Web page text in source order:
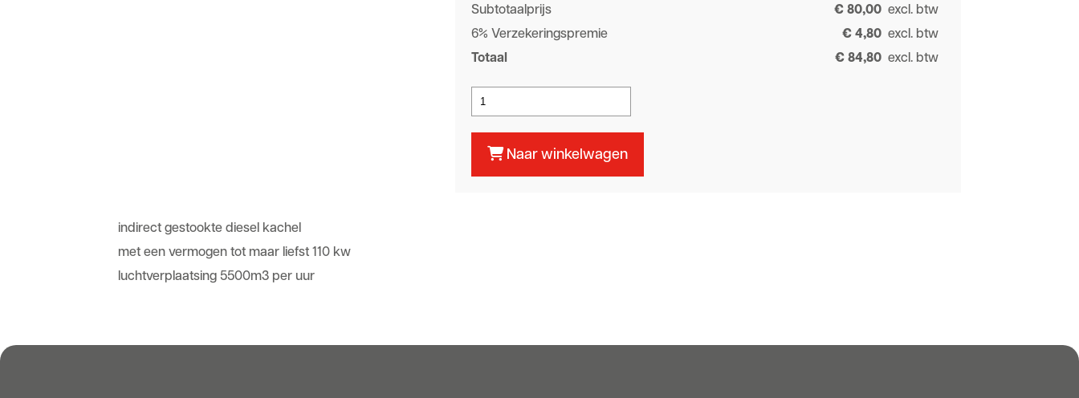
Subtotaalprijs € 80,00 excl. btw
6% Verzekeringspremie
€ 4,80 excl. btw
Totaal
€ 84,80 excl. btw
Naar winkelwagen
indirect gestookte diesel kachel
met een vermogen tot maar liefst 110 kw
luchtverplaatsing 5500m3 per uur